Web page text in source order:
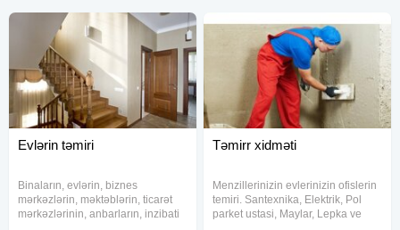
Evlərin təmiri
Binaların, evlərin, biznes
mərkəzlərin, məktəblərin, ticarət
mərkəzlərinin, anbarların, inzibati
Təmirr xidməti
Menzillerinizin evlerinizin ofislerin
temiri. Santexnika, Elektrik, Pol
parket ustasi, Maylar, Lepka ve